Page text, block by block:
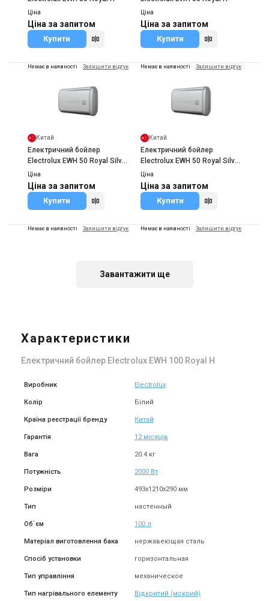
Ціна
Ціна за запитом
Купити
Ціна
Ціна за запитом
Купити
Немає в наявності Залишити відгук
Китай
Електричний бойлер
Electrolux EWH 50 Royal Silver
HЦіна
Ціна за запитом
Купити
Немає в наявності Залишити відгук
Китай
Електричний бойлер
Electrolux EWH 50 Royal Silver
HЦіна
Ціна за запитом
Купити
Немає в наявності Залишити відгук
HЦіна
Ціна за запитом
Купити
Немає в наявності Залишити відгук
Купити
Завантажити ще
Характеристики
Електричний бойлер Electrolux EWH 100 Royal H
Виробник Electrolux
Колір Білий
Країна реєстрації бренду Китай
Гарантія 12 місяців
Вага 20.4 кг
Потужність 2000 Вт
Розміри 493x1210х290 мм
Тип настенный
Об`єм 100 л
Матеріал виготовлення бака нержавеющая сталь
Спосіб установки горизонтальная
Тип управління механическое
Тип нагрівального елементу Відкритий (мокрий)